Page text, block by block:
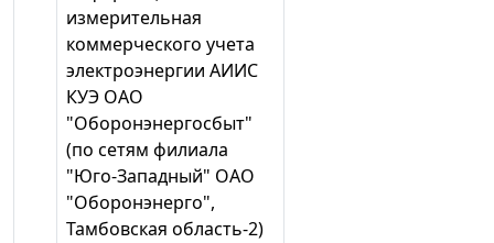
измерительная
коммерческого учета
электроэнергии АИИС
КУЭ ОАО
"Оборонэнергосбыт"
(по сетям филиала
"Юго-Западный" ОАО
"Оборонэнерго",
Тамбовская область-2)